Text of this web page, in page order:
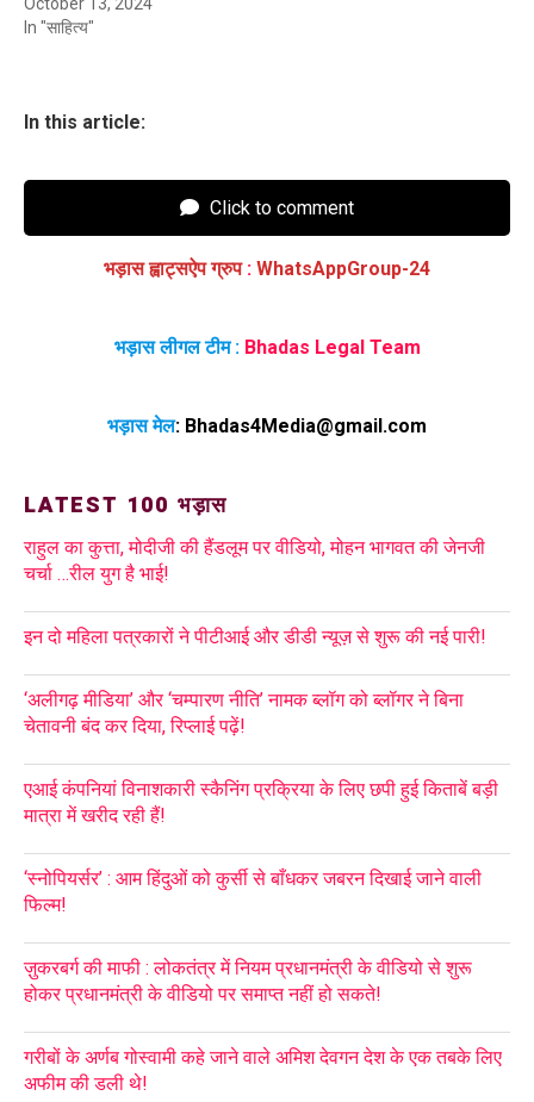
In "साहित्य"
In this article:
Click to comment
भड़ास ह्वाट्सऐप ग्रुप : WhatsAppGroup-24
भड़ास लीगल टीम : Bhadas Legal Team
भड़ास मेल: Bhadas4Media@gmail.com
LATEST 100 भड़ास
राहुल का कुत्ता, मोदीजी की हैंडलूम पर वीडियो, मोहन भागवत की जेनजी
चर्चा …रील युग है भाई!
इन दो महिला पत्रकारों ने पीटीआई और डीडी न्यूज़ से शुरू की नई पारी!
‘अलीगढ़ मीडिया’ और ‘चम्पारण नीति’ नामक ब्लॉग को ब्लॉगर ने बिना
चेतावनी बंद कर दिया, रिप्लाई पढ़ें!
एआई कंपनियां विनाशकारी स्कैनिंग प्रक्रिया के लिए छपी हुई किताबें बड़ी
मात्रा में खरीद रही हैं!
‘स्नोपियर्सर’ : आम हिंदुओं को कुर्सी से बाँधकर जबरन दिखाई जाने वाली
फिल्म!
ज़ुकरबर्ग की माफी : लोकतंत्र में नियम प्रधानमंत्री के वीडियो से शुरू
होकर प्रधानमंत्री के वीडियो पर समाप्त नहीं हो सकते!
गरीबों के अर्णब गोस्वामी कहे जाने वाले अमिश देवगन देश के एक तबके लिए
अफीम की डली थे!